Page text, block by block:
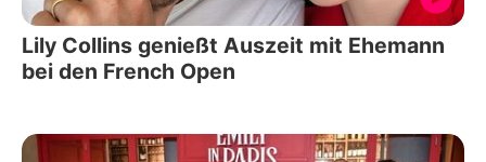
Lily Collins genießt Auszeit mit Ehemann
bei den French Open